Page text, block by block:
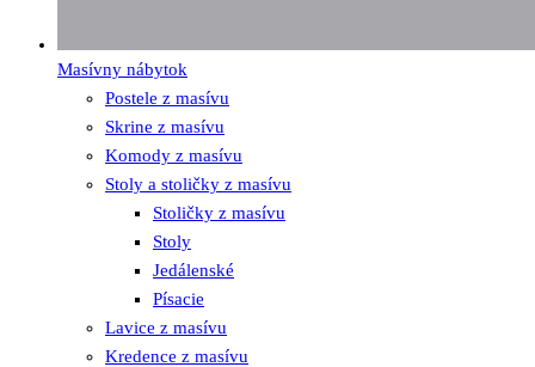
Masívny nábytok
Postele z masívu
Skrine z masívu
Komody z masívu
Stoly a stoličky z masívu
Stoličky z masívu
Stoly
Jedálenské
Písacie
Lavice z masívu
Kredence z masívu